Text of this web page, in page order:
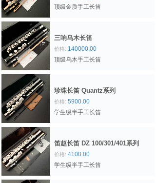
顶级金质手工长笛
三响乌木长笛
价格: 140000.00
顶级乌木手工长笛
珍珠长笛 Quantz系列
价格: 5900.00
学生级半手工长笛
笛赵长笛 DZ 100/301/401系列
价格: 4100.00
学生级半手工长笛